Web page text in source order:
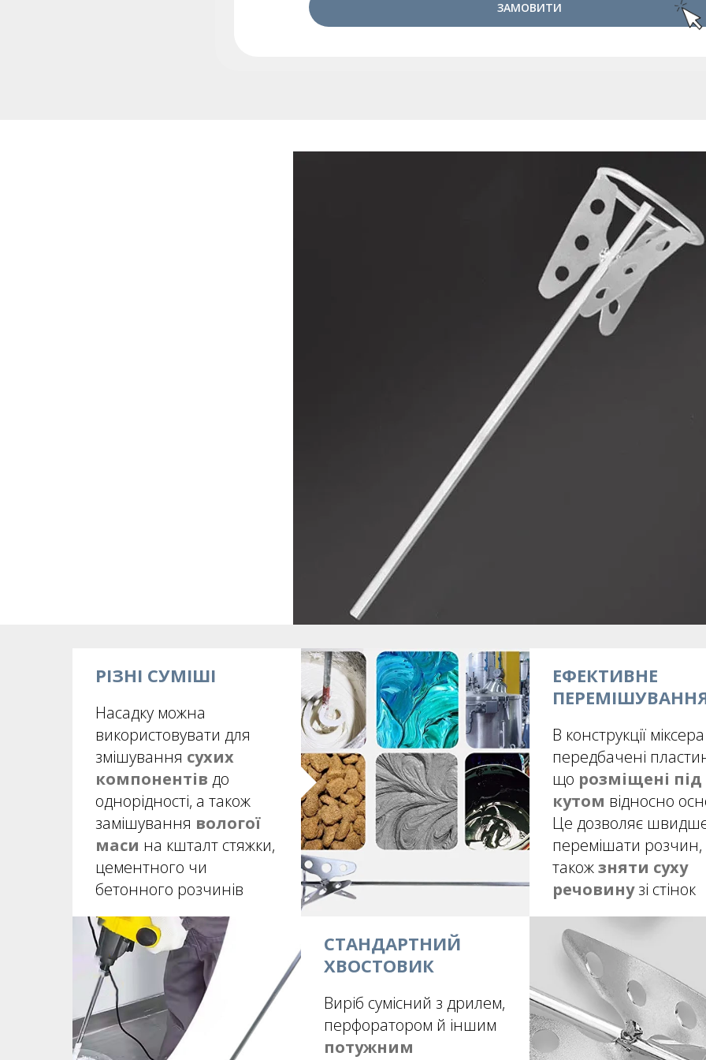
ЗАМОВИТИ
РІЗНІ СУМІШІ
Насадку можна
використовувати для
змішування сухих
компонентів до
однорідності, а також
замішування вологої
маси на кшталт стяжки,
цементного чи
бетонного розчинів
ЕФЕКТИВНЕ
В конструкції міксера
передбачені
що розміщені під
кутом відносно
Це дозволяє
перемішати розчин,
такожзняти суху
речовинузі стінок
СТАНДАРТНИЙ
ХВОСТОВИК
Виріб сумісний з дрилем,
перфоратором й іншим
потужним